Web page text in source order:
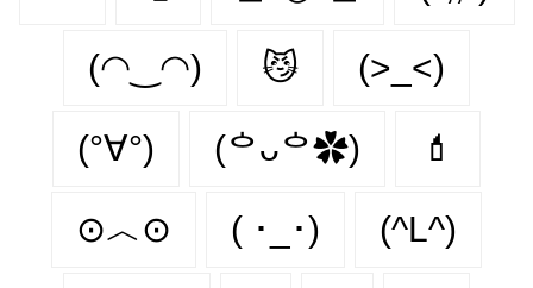
(◠‿◠) 😼 (>_<)
(°∀°) (ᅌᴗᅌ✿) 💄
⊙︿⊙ ( ･_･) (^L^)